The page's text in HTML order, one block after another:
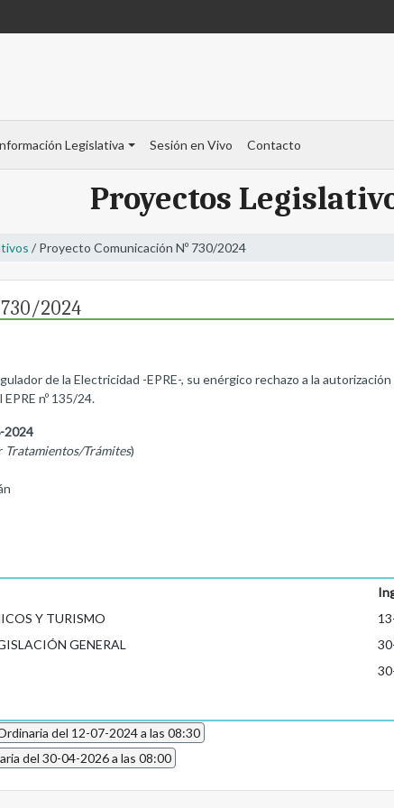
Legislativa Sesión en Vivo Contacto
Proyectos
/ Proyecto Comunicación Nº 730/2024
2024
de la Electricidad -EPRE-, su enérgico rechazo a la
nº 135/24.
2024
Tratamientos/Trámites)
Y TURISMO
GENERAL
del 12-07-2024 a las 08:30
del 30-04-2026 a las 08:00